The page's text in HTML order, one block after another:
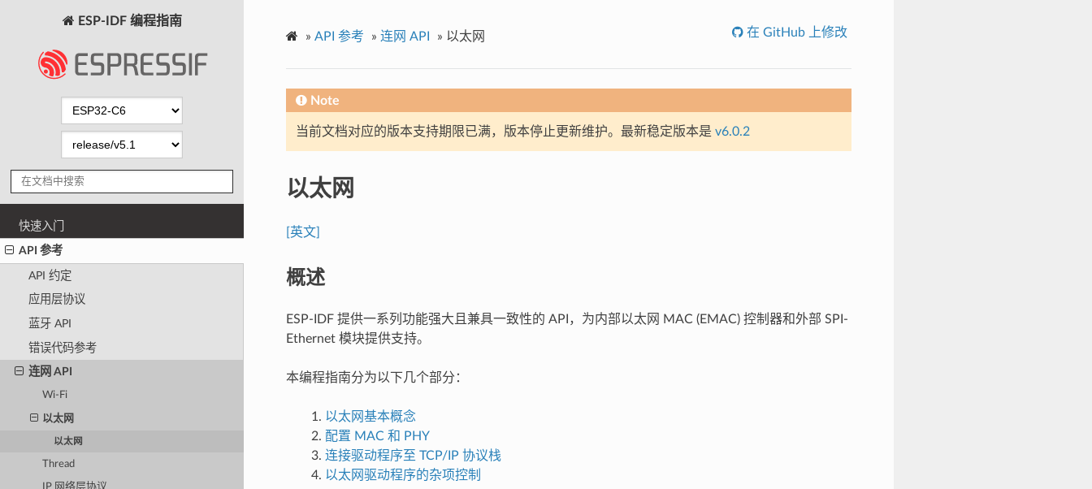
ESP-IDF 编程指南
快速入门
API 参考
API 约定
应用层协议
蓝牙 API
错误代码参考
连网 API
Wi-Fi
以太网
以太网
Thread
» API 参考 » 连网 API » 以太网 在 GitHub 上修改
Note
当前文档对应的版本支持期限已满，版本停止更新维护。最新稳定版本是 v6.0.2
以太网
[英文]
概述
ESP-IDF 提供一系列功能强大且兼具一致性的 API，为内部以太网 MAC (EMAC) 控制器和外部 SPI-
Ethernet 模块提供支持。
本编程指南分为以下几个部分：
以太网基本概念
配置 MAC 和 PHY
连接驱动程序至 TCP/IP 协议栈
以太网驱动程序的杂项控制